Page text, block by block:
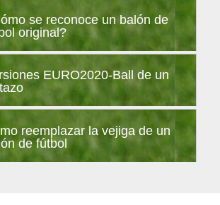
se reconoce un balón de
original?
EURO2020-Ball de un
reemplazar la vejiga de un
de fútbol